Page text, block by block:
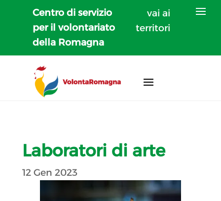
Centro di servizio
per il volontariato
della Romagna
vai ai
territori
Laboratori di arte
12 Gen 2023